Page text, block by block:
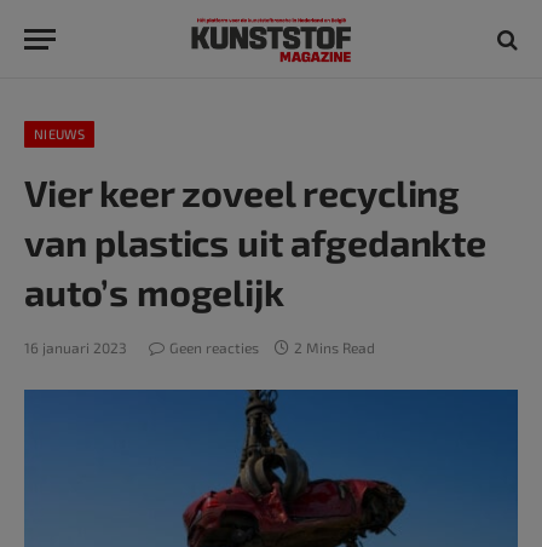
NIEUWS
Vier keer zoveel recycling
van plastics uit afgedankte
auto’s mogelijk
16 januari 2023 Geen reacties 2 Mins Read